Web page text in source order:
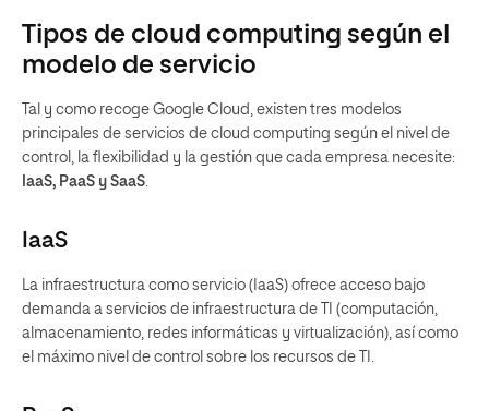
Tipos de cloud computing según el
modelo de servicio
Tal y como recoge Google Cloud, existen tres modelos
principales de servicios de cloud computing según el nivel de
control, la flexibilidad y la gestión que cada empresa necesite:
IaaS, PaaS y SaaS.
IaaS
La infraestructura como servicio (IaaS) ofrece acceso bajo
demanda a servicios de infraestructura de TI (computación,
almacenamiento, redes informáticas y virtualización), así como
el máximo nivel de control sobre los recursos de TI.